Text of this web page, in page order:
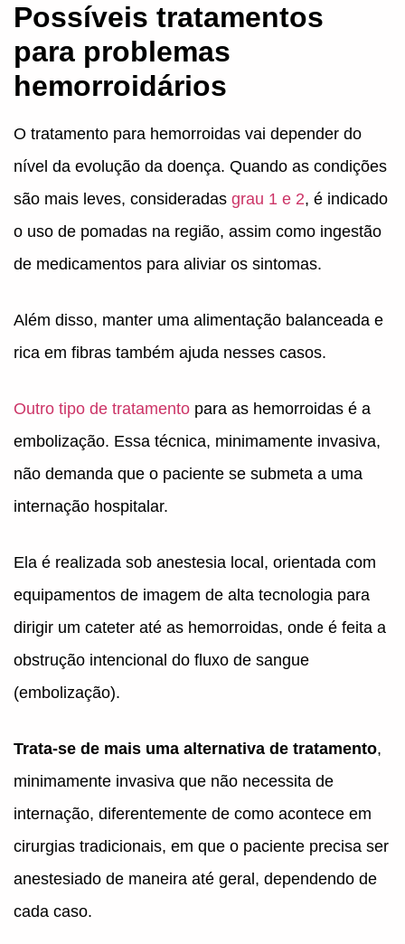
Possíveis tratamentos
para problemas
hemorroidários
O tratamento para hemorroidas vai depender do
nível da evolução da doença. Quando as condições
são mais leves, consideradas grau 1 e 2, é indicado
o uso de pomadas na região, assim como ingestão
de medicamentos para aliviar os sintomas.
Além disso, manter uma alimentação balanceada e
rica em fibras também ajuda nesses casos.
Outro tipo de tratamento para as hemorroidas é a
embolização. Essa técnica, minimamente invasiva,
não demanda que o paciente se submeta a uma
internação hospitalar.
Ela é realizada sob anestesia local, orientada com
equipamentos de imagem de alta tecnologia para
dirigir um cateter até as hemorroidas, onde é feita a
obstrução intencional do fluxo de sangue
(embolização).
Trata-se de mais uma alternativa de tratamento,
minimamente invasiva que não necessita de
internação, diferentemente de como acontece em
cirurgias tradicionais, em que o paciente precisa ser
anestesiado de maneira até geral, dependendo de
cada caso.